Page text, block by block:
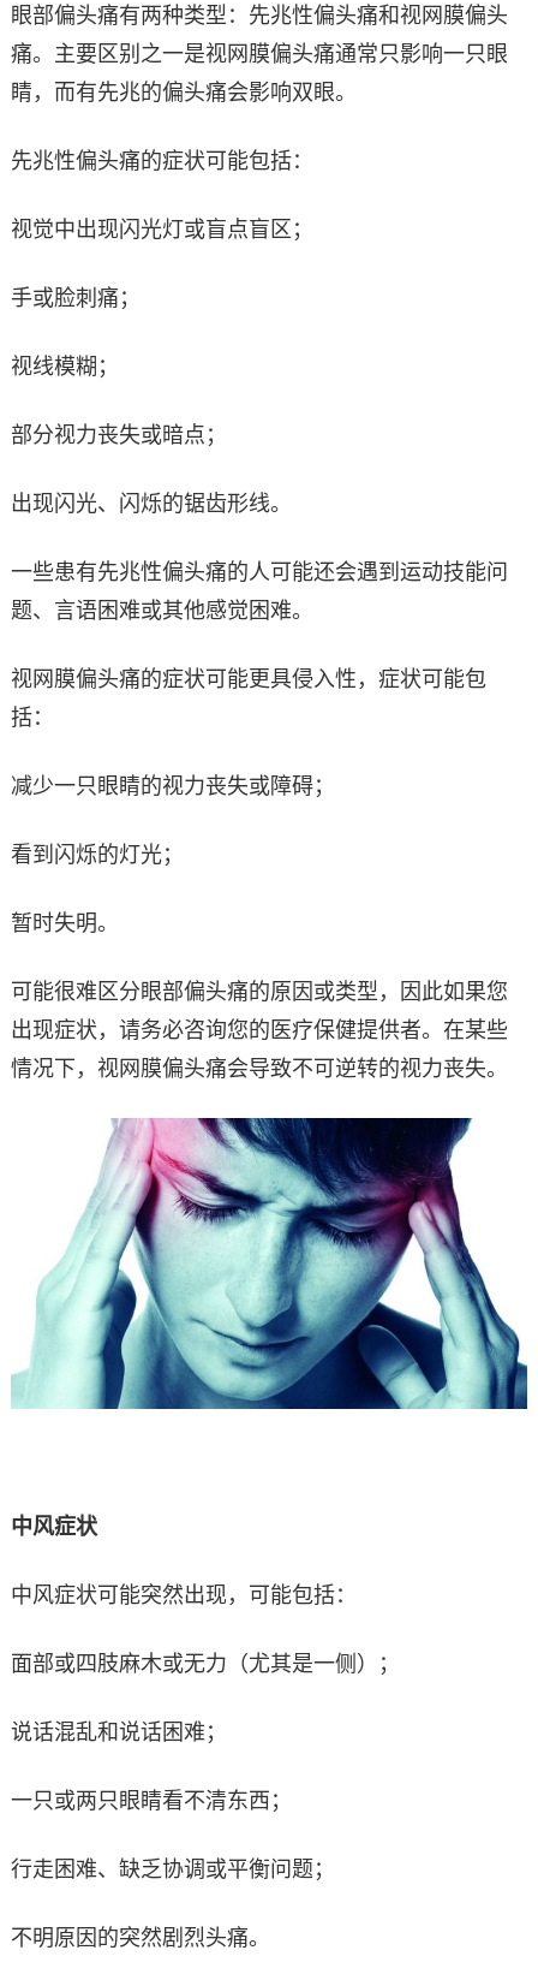
眼部偏头痛有两种类型：先兆性偏头痛和视网膜偏头
痛。主要区别之一是视网膜偏头痛通常只影响一只眼
睛，而有先兆的偏头痛会影响双眼。
先兆性偏头痛的症状可能包括：
视觉中出现闪光灯或盲点盲区；
手或脸刺痛；
视线模糊；
部分视力丧失或暗点；
出现闪光、闪烁的锯齿形线。
一些患有先兆性偏头痛的人可能还会遇到运动技能问
题、言语困难或其他感觉困难。
视网膜偏头痛的症状可能更具侵入性，症状可能包
括：
减少一只眼睛的视力丧失或障碍；
看到闪烁的灯光；
暂时失明。
可能很难区分眼部偏头痛的原因或类型，因此如果您
出现症状，请务必咨询您的医疗保健提供者。在某些
情况下，视网膜偏头痛会导致不可逆转的视力丧失。
中风症状
中风症状可能突然出现，可能包括：
面部或四肢麻木或无力（尤其是一侧）；
说话混乱和说话困难；
一只或两只眼睛看不清东西；
行走困难、缺乏协调或平衡问题；
不明原因的突然剧烈头痛。